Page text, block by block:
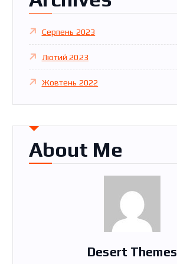
Серпень 2023
Лютий 2023
Жовтень 2022
About Me
Desert Themes